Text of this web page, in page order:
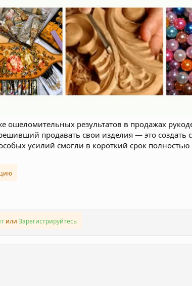
ошеломительных результатов в продажах
решивший продавать свои изделия — это
усилий смогли в короткий срок
или Зарегистрируйтесь